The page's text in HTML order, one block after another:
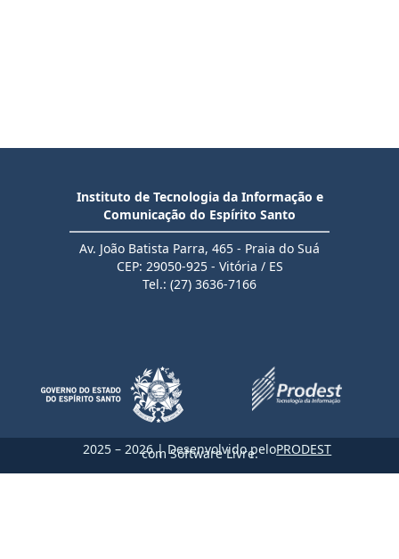
Instituto de Tecnologia da Informação e
Comunicação do Espírito Santo
Av. João Batista Parra, 465 - Praia do Suá
CEP: 29050-925 - Vitória / ES
Tel.: (27) 3636-7166
2025 – 2026 | Desenvolvido peloPRODEST
com Software Livre.